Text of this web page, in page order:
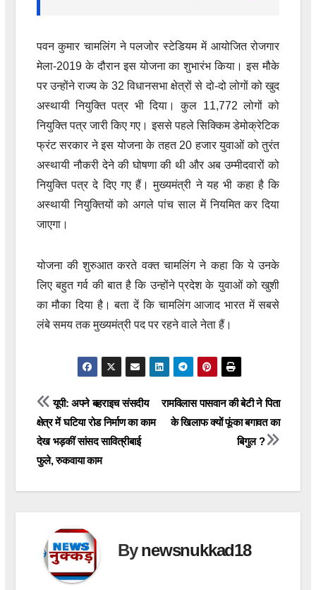
पवन कुमार चामलिंग ने पलजोर स्टेडियम में आयोजित रोजगार
मेला-2019 के दौरान इस योजना का शुभारंभ किया। इस मौके
पर उन्होंने राज्य के 32 विधानसभा क्षेत्रों से दो-दो लोगों को खुद
अस्थायी नियुक्ति पत्र भी दिया। कुल 11,772 लोगों को
नियुक्ति पत्र जारी किए गए। इससे पहले सिक्किम डेमोक्रेटिक
फ्रंट सरकार ने इस योजना के तहत 20 हजार युवाओं को तुरंत
अस्थायी नौकरी देने की घोषणा की थी और अब उम्मीदवारों को
नियुक्ति पत्र दे दिए गए हैं। मुख्यमंत्री ने यह भी कहा है कि
अस्थायी नियुक्तियों को अगले पांच साल में नियमित कर दिया
जाएगा।
योजना की शुरुआत करते वक्त चामलिंग ने कहा कि ये उनके
लिए बहुत गर्व की बात है कि उन्होंने प्रदेश के युवाओं को खुशी
का मौका दिया है। बता दें कि चामलिंग आजाद भारत में सबसे
लंबे समय तक मुख्यमंत्री पद पर रहने वाले नेता हैं।
Post
navigation
रामविलास पासवान की बेटी ने पिता
के खिलाफ क्यों फूंका बगावत का
बिगुल ?
यूपी: अपने बहराइच संसदीय
क्षेत्र में घटिया रोड निर्माण का काम
देख भड़कीं सांसद सावित्रीबाई
फुले, रुकवाया काम
Bynewsnukkad18